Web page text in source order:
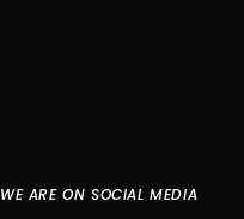
WE ARE ON SOCIAL MEDIA